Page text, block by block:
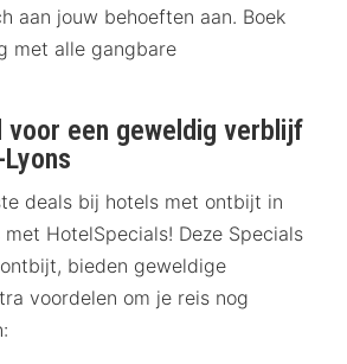
aan jouw behoeften aan. Boek
met alle gangbare
voor een geweldig verblijf
deals bij hotels met ontbijt in
HotelSpecials! Deze Specials
bieden geweldige
voordelen om je reis nog